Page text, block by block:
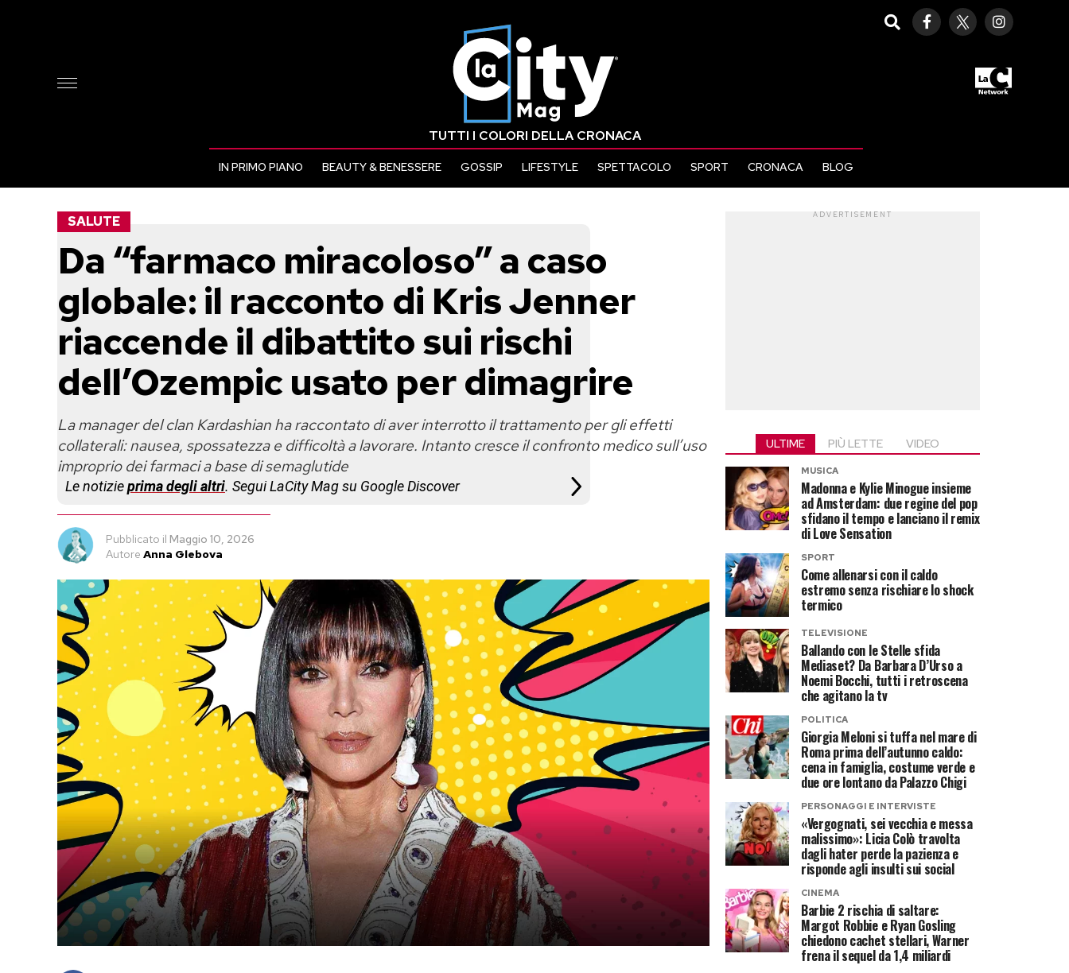
TUTTI I COLORI DELLA CRONACA
IN PRIMO PIANO BEAUTY & BENESSERE GOSSIP LIFESTYLE SPETTACOLO SPORT CRONACA BLOG
SALUTE
Da “farmaco miracoloso” a caso
globale: il racconto di Kris Jenner
riaccende il dibattito sui rischi
dell’Ozempic usato per dimagrire
La manager del clan Kardashian ha raccontato di aver interrotto il trattamento per gli effetti
collaterali: nausea, spossatezza e difficoltà a lavorare. Intanto cresce il confronto medico sull’uso
improprio dei farmaci a base di semaglutide
Le notizieprima degli altri. Segui LaCity Mag su Google Discover
Pubblicato il Maggio 10, 2026
Autore Anna Glebova
ADVERTISEMENT
ULTIME PIÙ LETTE VIDEO
MUSICA
Madonna e Kylie Minogue insieme
ad Amsterdam: due regine del pop
sfidano il tempo e lanciano il remix
di Love Sensation
SPORT
Come allenarsi con il caldo
estremo senza rischiare lo shock
termico
TELEVISIONE
Ballando con le Stelle sfida
Mediaset? Da Barbara D’Urso a
Noemi Bocchi, tutti i retroscena
che agitano la tv
POLITICA
Giorgia Meloni si tuffa nel mare di
Roma prima dell’autunno caldo:
cena in famiglia, costume verde e
due ore lontano da Palazzo Chigi
PERSONAGGI E INTERVISTE
«Vergognati, sei vecchia e messa
malissimo»: Licia Colò travolta
dagli hater perde la pazienza e
risponde agli insulti sui social
CINEMA
Barbie 2 rischia di saltare:
Margot Robbie e Ryan Gosling
chiedono cachet stellari, Warner
frena il sequel da 1,4 miliardi